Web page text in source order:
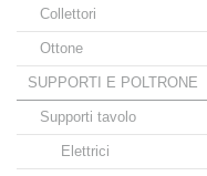
Collettori
Ottone
SUPPORTI E POLTRONE
Supporti tavolo
Elettrici